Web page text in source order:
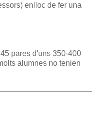
enlloc de fer una
pares d'uns 350-400
alumnes no tenien